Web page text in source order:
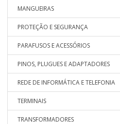
MANGUEIRAS
PROTEÇÃO E SEGURANÇA
PARAFUSOS E ACESSÓRIOS
PINOS, PLUGUES E ADAPTADORES
REDE DE INFORMÁTICA E TELEFONIA
TERMINAIS
TRANSFORMADORES